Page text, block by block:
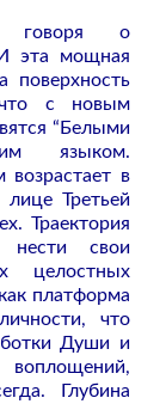
говоря о
эта мощная
поверхность
с новым
“Белыми
языком.
возрастает в
Третьей
Траектория
нести свои
целостных
платформа
что
Души и
Глубина